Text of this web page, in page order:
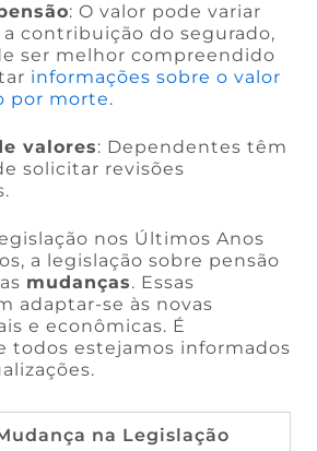
: O valor pode variar
contribuição do segurado,
ser melhor compreendido
informações sobre o valor
por morte.
valores: Dependentes têm
solicitar revisões
nos Últimos Anos
a legislação sobre pensão
mudanças. Essas
adaptar-se às novas
e econômicas. É
todos estejamos informados
na Legislação